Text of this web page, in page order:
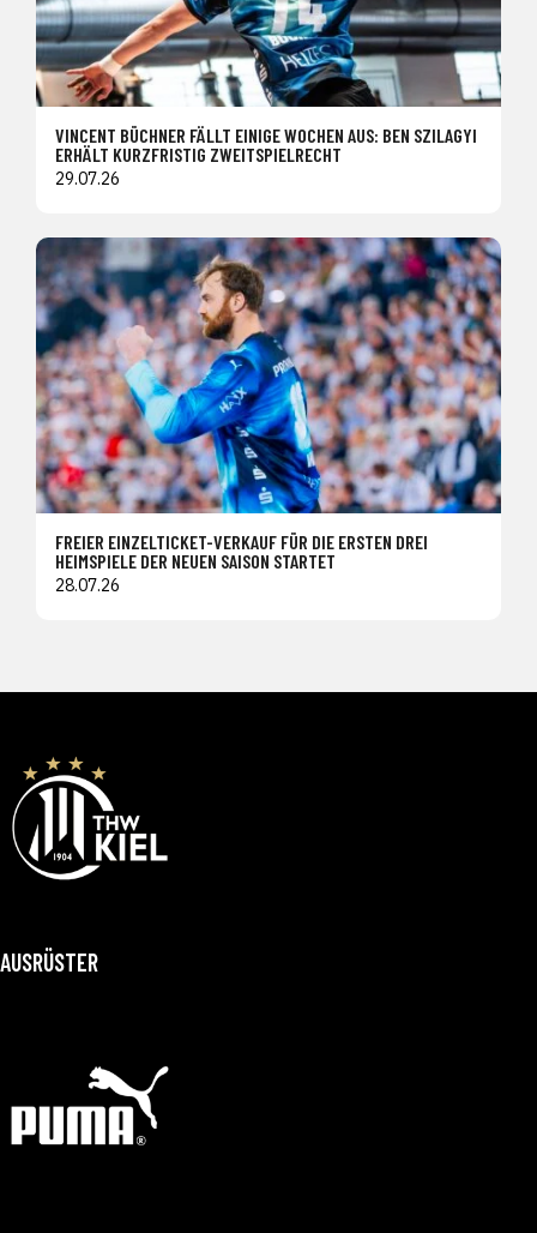
VINCENT BÜCHNER FÄLLT EINIGE WOCHEN AUS: BEN SZILAGYI
ERHÄLT KURZFRISTIG ZWEITSPIELRECHT
29.07.26
FREIER EINZELTICKET-VERKAUF FÜR DIE ERSTEN DREI
HEIMSPIELE DER NEUEN SAISON STARTET
28.07.26
AUSRÜSTER